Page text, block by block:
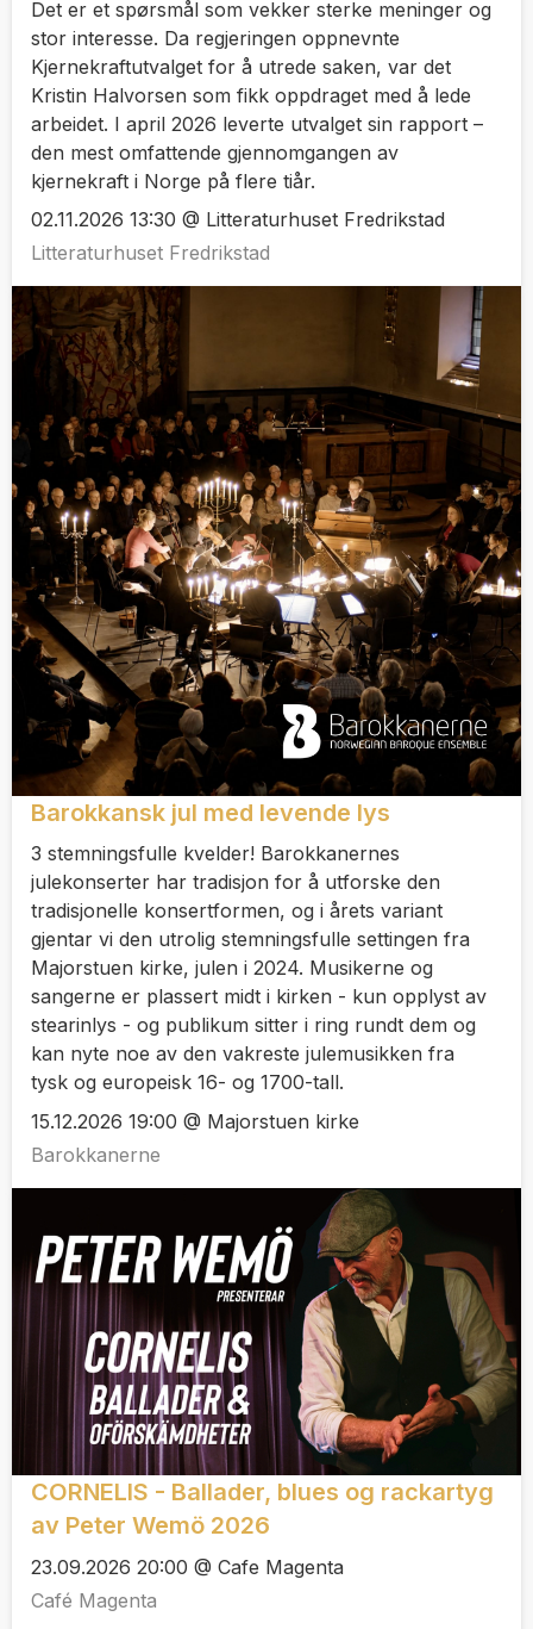
Det er et spørsmål som vekker sterke meninger og
stor interesse. Da regjeringen oppnevnte
Kjernekraftutvalget for å utrede saken, var det
Kristin Halvorsen som fikk oppdraget med å lede
arbeidet. I april 2026 leverte utvalget sin rapport –
den mest omfattende gjennomgangen av
kjernekraft i Norge på flere tiår.
02.11.2026 13:30 @ Litteraturhuset Fredrikstad
Litteraturhuset Fredrikstad
Barokkansk jul med levende lys
3 stemningsfulle kvelder! Barokkanernes
julekonserter har tradisjon for å utforske den
tradisjonelle konsertformen, og i årets variant
gjentar vi den utrolig stemningsfulle settingen fra
Majorstuen kirke, julen i 2024. Musikerne og
sangerne er plassert midt i kirken - kun opplyst av
stearinlys - og publikum sitter i ring rundt dem og
kan nyte noe av den vakreste julemusikken fra
tysk og europeisk 16- og 1700-tall.
15.12.2026 19:00 @ Majorstuen kirke
Barokkanerne
CORNELIS - Ballader, blues og rackartyg
av Peter Wemö 2026
23.09.2026 20:00 @ Cafe Magenta
Café Magenta